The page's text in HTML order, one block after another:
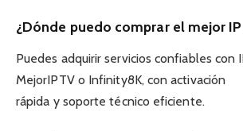
¿Dónde puedo comprar el mejor
Puedes adquirir servicios confiables con
MejorIPTV o Infinity8K, con activación
rápida y soporte técnico eficiente.